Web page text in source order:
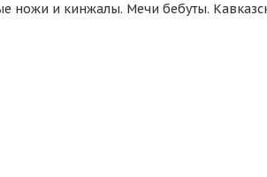
ножи и кинжалы. Мечи бебуты.